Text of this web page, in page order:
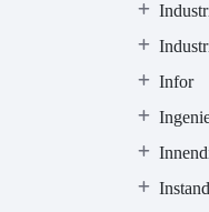
Infor